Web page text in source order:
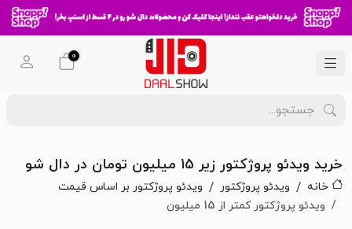
0
خرید ویدئو پروژکتور زیر 15 میلیون تومان در دال شو
خانه ویدئو پروژکتور
ویدئو پروژکتور بر اساس قیمت
ویدئو پروژکتور کمتر از 15 میلیون